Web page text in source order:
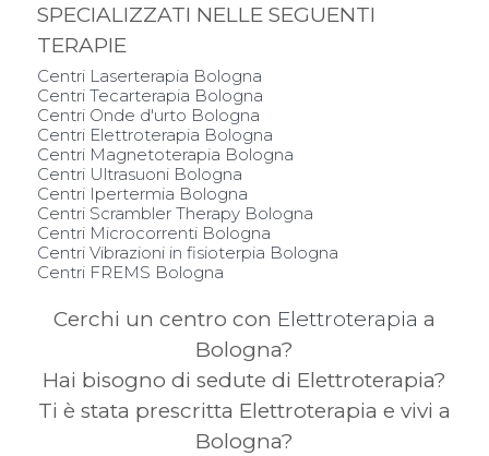
SPECIALIZZATI NELLE SEGUENTI
TERAPIE
Centri Laserterapia Bologna
Centri Tecarterapia Bologna
Centri Onde d'urto Bologna
Centri Elettroterapia Bologna
Centri Magnetoterapia Bologna
Centri Ultrasuoni Bologna
Centri Ipertermia Bologna
Centri Scrambler Therapy Bologna
Centri Microcorrenti Bologna
Centri Vibrazioni in fisioterpia Bologna
Centri FREMS Bologna
Cerchi un centro con Elettroterapia a
Bologna?
Hai bisogno di sedute di Elettroterapia?
Ti è stata prescritta Elettroterapia e vivi a
Bologna?